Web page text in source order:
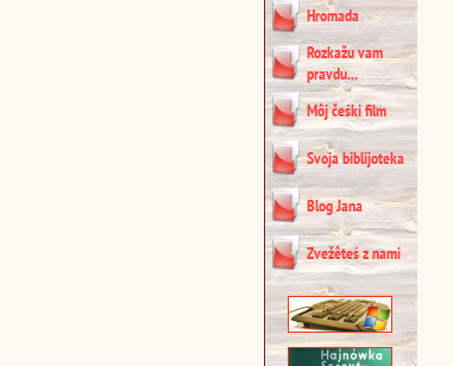
Hromada
Rozkažu vam
pravdu...
Môj čeśki film
Svoja biblijoteka
Blog Jana
Zvežêteś z nami